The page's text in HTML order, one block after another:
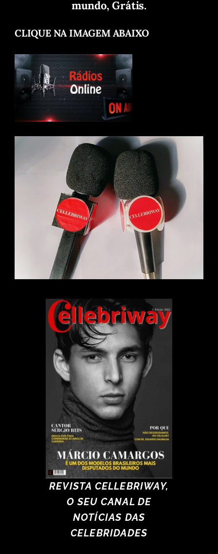
mundo, Grátis.
CLIQUE NA IMAGEM ABAIXO
REVISTA CELLEBRIWAY,
O SEU CANAL DE
NOTÍCIAS DAS
CELEBRIDADES